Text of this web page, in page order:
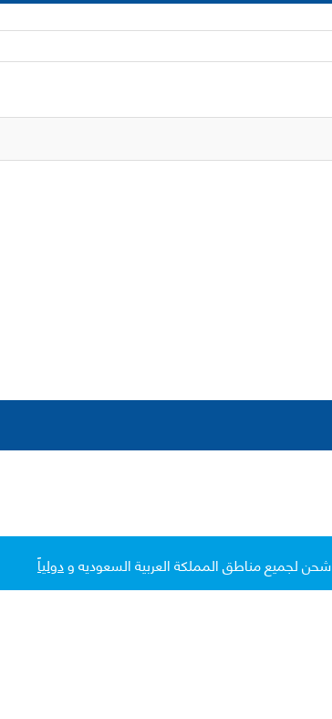
شحن لجميع مناطق المملكة العربية السعوديه ودولياً